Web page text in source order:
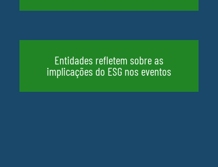
Entidades refletem sobre as
implicações do ESG nos eventos